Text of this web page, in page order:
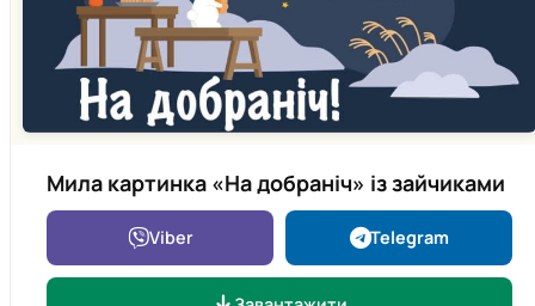
Мила картинка «На добраніч» із зайчиками
Viber Telegram